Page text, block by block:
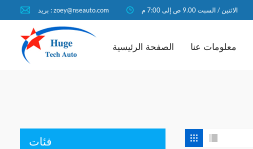
بريد : zoey@nseauto.com الاثنين / السبت 9.00 ص إلى 7:00 م
الصفحة الرئيسية معلومات عنا
فئات